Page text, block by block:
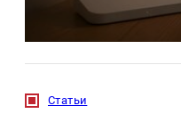
Статьи